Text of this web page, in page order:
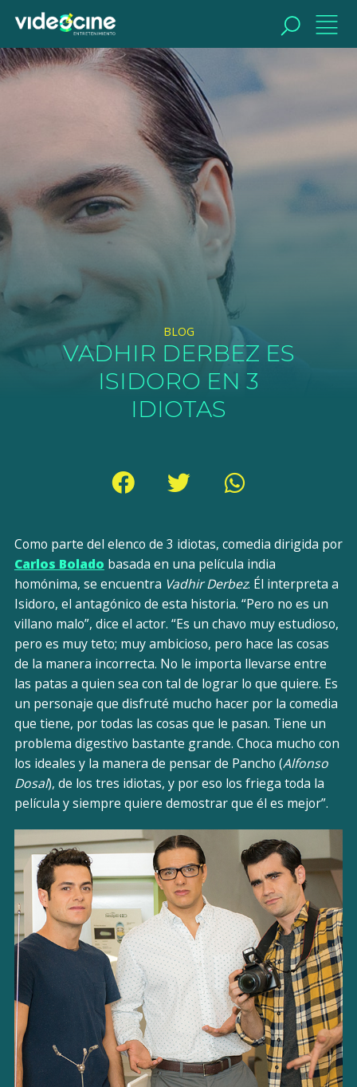
BLOG
VADHIR DERBEZ ES
ISIDORO EN 3
IDIOTAS
Como parte del elenco de 3 idiotas, comedia dirigida por
Carlos Bolado basada en una película india
homónima, se encuentra Vadhir Derbez. Él interpreta a
Isidoro, el antagónico de esta historia. “Pero no es un
villano malo”, dice el actor. “Es un chavo muy estudioso,
pero es muy teto; muy ambicioso, pero hace las cosas
de la manera incorrecta. No le importa llevarse entre
las patas a quien sea con tal de lograr lo que quiere. Es
un personaje que disfruté mucho hacer por la comedia
que tiene, por todas las cosas que le pasan. Tiene un
problema digestivo bastante grande. Choca mucho con
los ideales y la manera de pensar de Pancho (Alfonso
Dosal), de los tres idiotas, y por eso los friega toda la
película y siempre quiere demostrar que él es mejor”.